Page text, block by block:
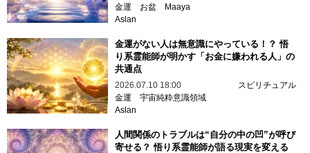
金運
お盆
Maaya
Aslan
金運がない人は無意識にやっている！？ 悟
り系霊能師が明かす「お金に嫌われる人」の
共通点
2026.07.10 18:00
スピリチュアル
金運 宇宙純粋意識領域
Aslan
人間関係のトラブルは“自分の中の凹”が呼び
寄せる？ 悟り系霊能師が語る現実を変える